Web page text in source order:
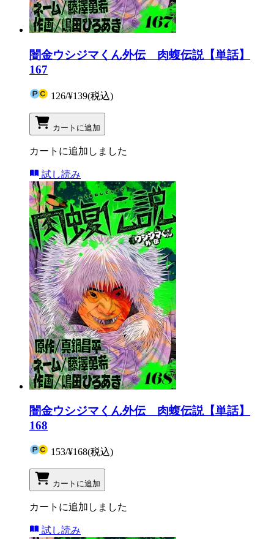
闇金ウシジマくん外伝 肉蝮伝説【単話】
167
126/¥139(税込)
カートに追加
カートに追加しました
試し読み
闇金ウシジマくん外伝 肉蝮伝説【単話】
168
153/¥168(税込)
カートに追加
カートに追加しました
試し読み